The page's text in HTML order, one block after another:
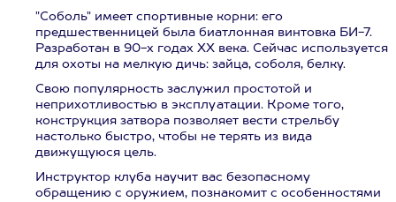
"Соболь" имеет спортивные корни: его
предшественницей была биатлонная винтовка БИ-7.
Разработан в 90-х годах ХХ века. Сейчас используется
для охоты на мелкую дичь: зайца, соболя, белку.
Свою популярность заслужил простотой и
неприхотливостью в эксплуатации. Кроме того,
конструкция затвора позволяет вести стрельбу
настолько быстро, чтобы не терять из вида
движущуюся цель.
Инструктор клуба научит вас безопасному
обращению с оружием, познакомит с особенностями